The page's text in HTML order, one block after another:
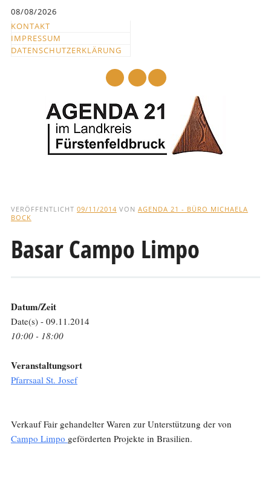
springen
08/08/2026
KONTAKT
IMPRESSUM
DATENSCHUTZERKLÄRUNG
und
zum
VERÖFFENTLICHT 09/11/2014 VON AGENDA 21 - BÜRO MICHAELA
BOCK
Basar Campo Limpo
Datum/Zeit
Date(s) - 09.11.2014
10:00 - 18:00
Veranstaltungsort
Pfarrsaal St. Josef
Verkauf Fair gehandelter Waren zur Unterstützung der von
Campo Limpo geförderten Projekte in Brasilien.